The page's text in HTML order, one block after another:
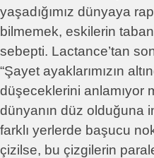
yaşadığımız dünyaya
bilmemek, eskilerin
sebepti. Lactance’tan
“Şayet ayaklarımızın
düşeceklerini anlamıyor
dünyanın düz olduğuna
farklı yerlerde başucu
çizilse, bu çizgilerin